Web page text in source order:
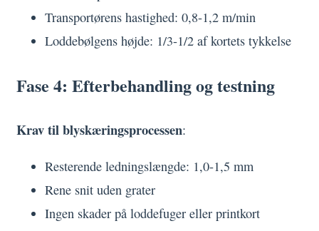
Transportørens hastighed: 0,8-1,2 m/min
Loddebølgens højde: 1/3-1/2 af kortets tykkelse
Fase 4: Efterbehandling og testning
Krav til blyskæringsprocessen:
Resterende ledningslængde: 1,0-1,5 mm
Rene snit uden grater
Ingen skader på loddefuger eller printkort